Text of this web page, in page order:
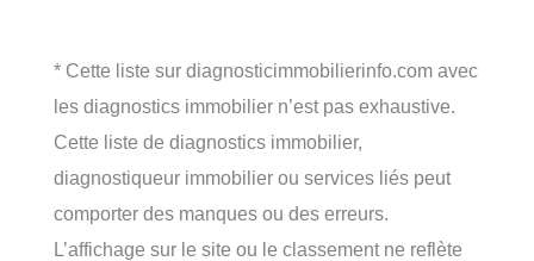
* Cette liste sur diagnosticimmobilierinfo.com avec
les diagnostics immobilier n’est pas exhaustive.
Cette liste de diagnostics immobilier,
diagnostiqueur immobilier ou services liés peut
comporter des manques ou des erreurs.
L’affichage sur le site ou le classement ne reflète